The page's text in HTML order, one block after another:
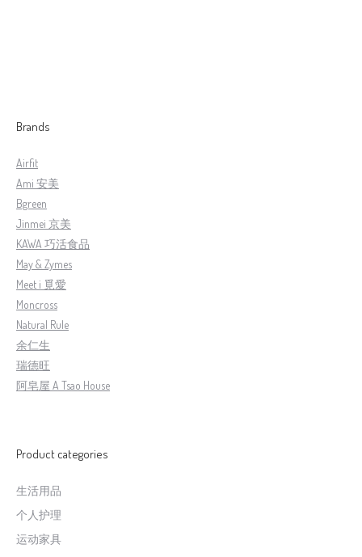
Brands
Airfit
Ami 安美
Bgreen
Jinmei 京美
KAWA 巧活食品
May & Zymes
Meet i 覓愛
Moncross
Natural Rule
余仁生
瑞德旺
阿皂屋 A Tsao House
Product categories
生活用品
个人护理
运动家具